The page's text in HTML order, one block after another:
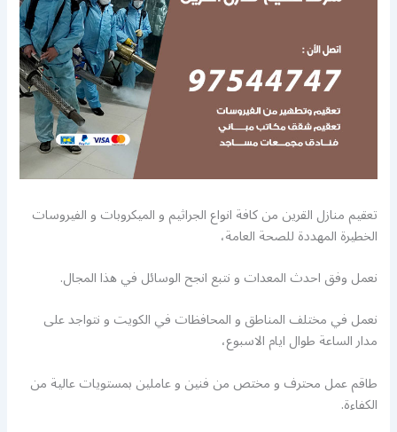
تعقيم منازل القرين من كافة انواع الجراثيم و الميكروبات و الفيروسات
الخطيرة المهددة للصحة العامة،
نعمل وفق احدث المعدات و نتبع انجح الوسائل في هذا المجال.
نعمل في مختلف المناطق و المحافظات في الكويت و نتواجد على
مدار الساعة طوال ايام الاسبوع،
طاقم عمل محترف و مختص من فنين و عاملين بمستويات عالية من
الكفاءة.